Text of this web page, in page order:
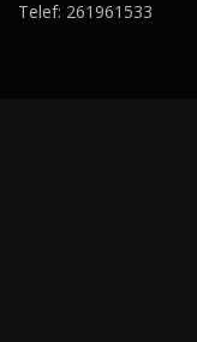
Telef: 261961533